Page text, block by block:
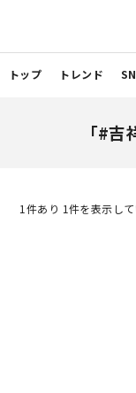
トップ トレンド
「#
1 件あり 1件を表示し